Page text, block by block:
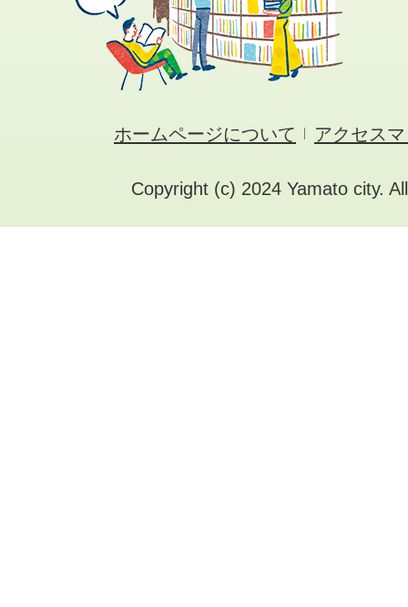
ホームページについて アクセス
Copyright (c) 2024 Yamato city.